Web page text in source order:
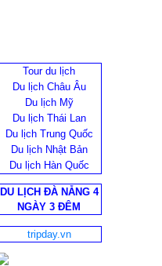
Tour du lịch
Du lịch Châu Âu
Du lịch Mỹ
Du lịch Thái Lan
Du lịch Trung Quốc
Du lịch Nhật Bản
Du lịch Hàn Quốc
DU LỊCH ĐÀ NẴNG 4
NGÀY 3 ĐÊM
tripday.vn